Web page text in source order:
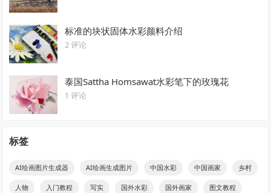
标准的块状固体水彩颜料介绍
2 评论
泰国Sattha Homsawat水彩笔下的玫瑰花
1 评论
标签
AI绘画图片生成器 AI绘画生成图片 中国水彩 中国画家 乡村
人物 入门教程 写实 国外水彩 国外画家 图文教程